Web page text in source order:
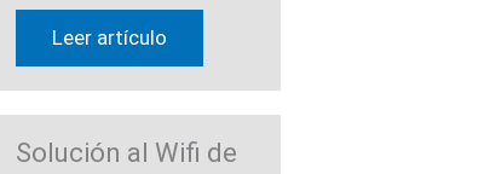
Leer artículo
Solución al Wifi de